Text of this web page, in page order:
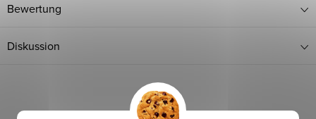
Bewertung
Diskussion